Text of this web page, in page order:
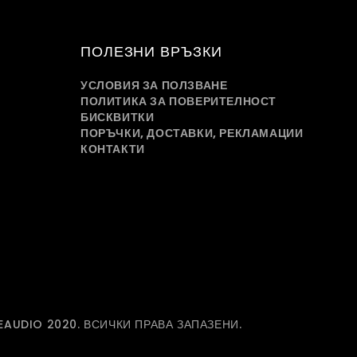
ПОЛЕЗНИ ВРЪЗКИ
УСЛОВИЯ ЗА ПОЛЗВАНЕ
ПОЛИТИКА ЗА ПОВЕРИТЕЛНОСТ
БИСКВИТКИ
ПОРЪЧКИ, ДОСТАВКИ, РЕКЛАМАЦИИ
КОНТАКТИ
2020. ВСИЧКИ ПРАВА ЗАПАЗЕНИ.